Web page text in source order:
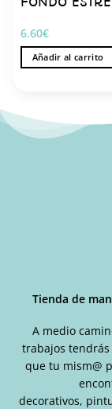
6.60€
Añadir al carrito
Tienda de
A medio
trabajos
que tu mism@
decorativos,